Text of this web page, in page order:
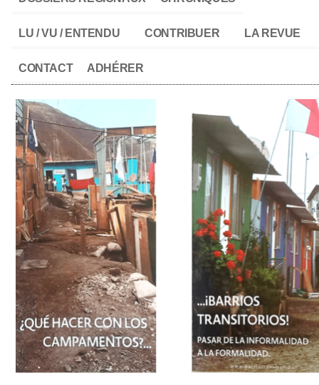
LU / VU / ENTENDU CONTRIBUER LA REVUE
CONTACT ADHÉRER